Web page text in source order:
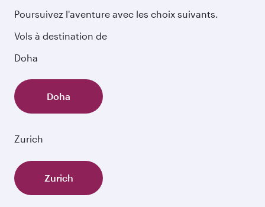
Poursuivez l'aventure avec les choix suivants.
Vols à destination de
Doha
Doha
Zurich
Zurich